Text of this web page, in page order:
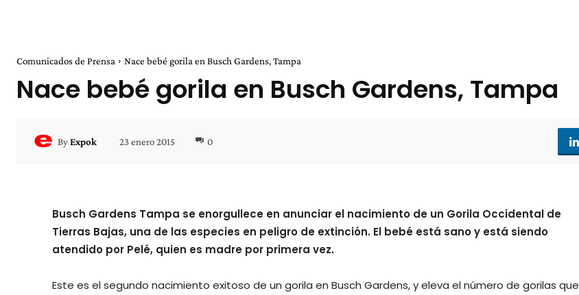
Comunicados de Prensa Nace bebé gorila en Busch Gardens, Tampa
Nace bebé gorila en Busch Gardens, Tampa
ByExpok 23 enero 2015 0
Busch Gardens Tampa se enorgullece en anunciar el nacimiento de un Gorila Occidental de
Tierras Bajas, una de las especies en peligro de extinción. El bebé está sano y está siendo
atendido por Pelé, quien es madre por primera vez.
Este es el segundo nacimiento exitoso de un gorila en Busch Gardens, y eleva el número de gorilas que